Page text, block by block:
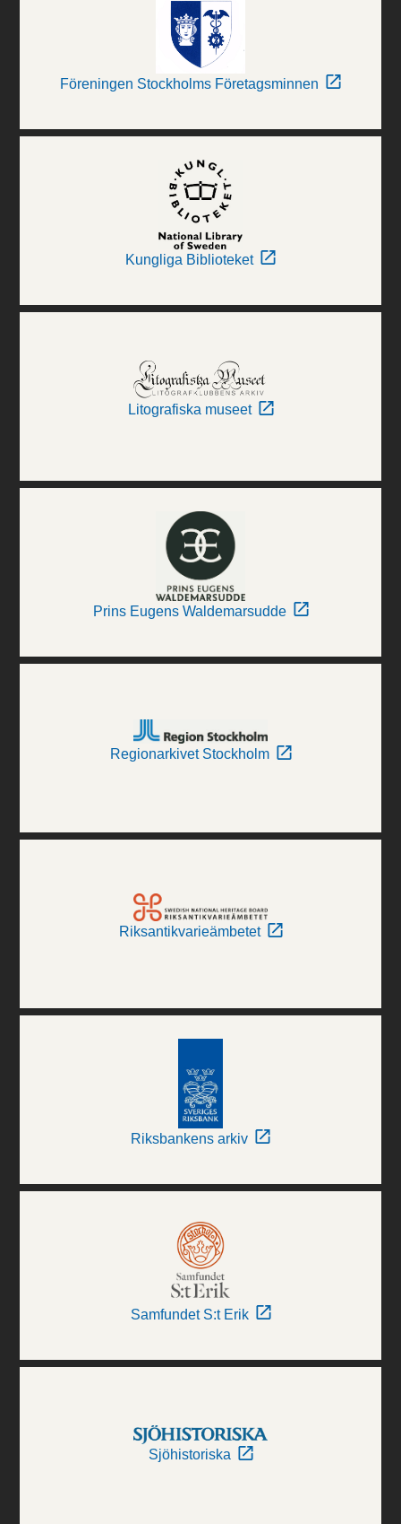
Föreningen Stockholms Företagsminnen
Kungliga Biblioteket
Litografiska museet
Prins Eugens Waldemarsudde
Regionarkivet Stockholm
Riksantikvarieämbetet
Riksbankens arkiv
Samfundet S:t Erik
Sjöhistoriska